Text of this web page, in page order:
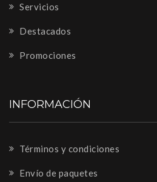
Servicios
Destacados
Promociones
INFORMACIÓN
Términos y condiciones
Envío de paquetes